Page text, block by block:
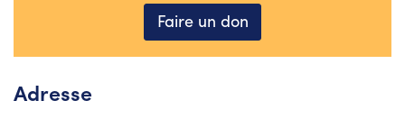
Faire un don
Adresse